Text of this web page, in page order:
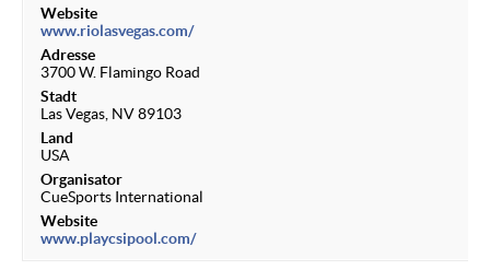
Website
www.riolasvegas.com/
Adresse
3700 W. Flamingo Road
Stadt
Las Vegas, NV 89103
Land
USA
Organisator
CueSports International
Website
www.playcsipool.com/